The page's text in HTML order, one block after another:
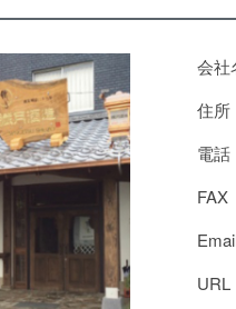
会社
住所
電話
FAX
URL